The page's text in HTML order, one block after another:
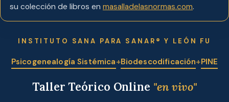
su colección de libros en masalladelasnormas.com.
INSTITUTO SANA PARA SANAR® Y LEÓN FU
Psicogenealogía Sistémica+Biodescodificación+PINE
Taller Teórico Online "en vivo"